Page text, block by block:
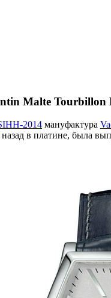
Malte Tourbillon
2014 мануфактура
назад в платине, была